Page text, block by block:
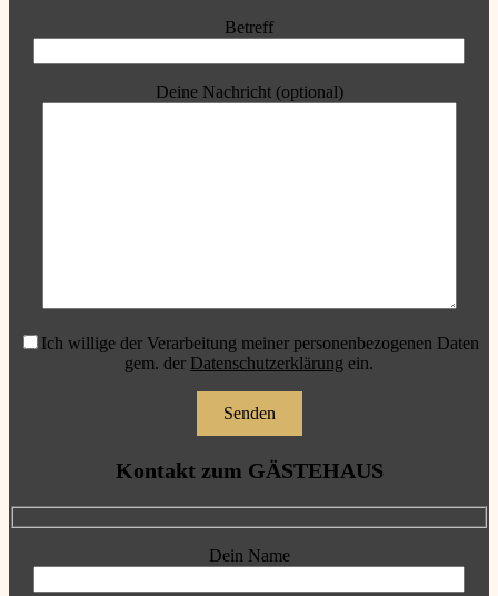
Betreff
Deine Nachricht (optional)
Ich willige der Verarbeitung meiner personenbezogenen Daten
gem. der Datenschutzerklärung ein.
Kontakt zum GÄSTEHAUS
Dein Name